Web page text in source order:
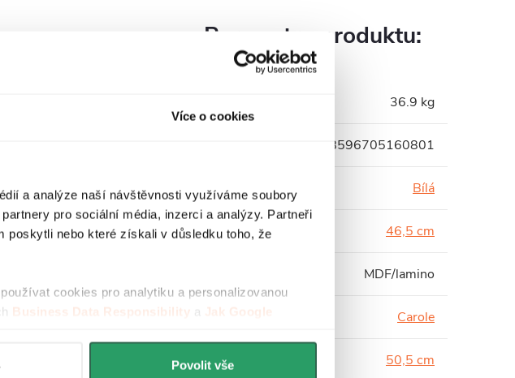
Více o cookies
a analýze naší návštěvnosti využíváme soubory
pro sociální média, inzerci a analýzy. Partneři
poskytli nebo které získali v důsledku toho, že
cookies pro analytiku a personalizovanou
Business Data Responsibility a Jak Google
Povolit vše
Laserové hrany
Laserové olepování
spojení hran se
speciální reaktivní
Parametry produktu:
36.9 kg
8596705160801
Barva Bílá
Hloubka: 46,5 cm
MDF/lamino
Série: Carole
Šířka 50,5 cm